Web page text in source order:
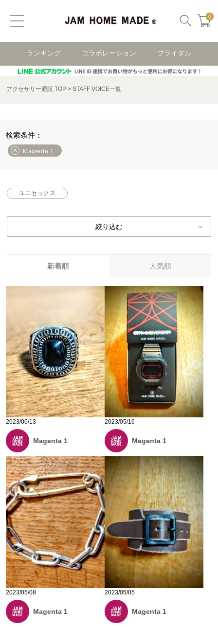
0
ランキング コラボレーション ブライダル
アクセサリー通販 TOP STAFF VOICE一覧
Magenta 1
ユニセックス
絞り込む
新着順 人気順
2023/06/13
Magenta 1
2023/05/16
Magenta 1
2023/05/08
Magenta 1
2023/05/05
Magenta 1